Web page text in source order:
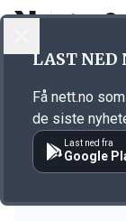
Emne:
KORT FORTALT
LAST NED
Få nett.no
de siste
Last ned fra
Google